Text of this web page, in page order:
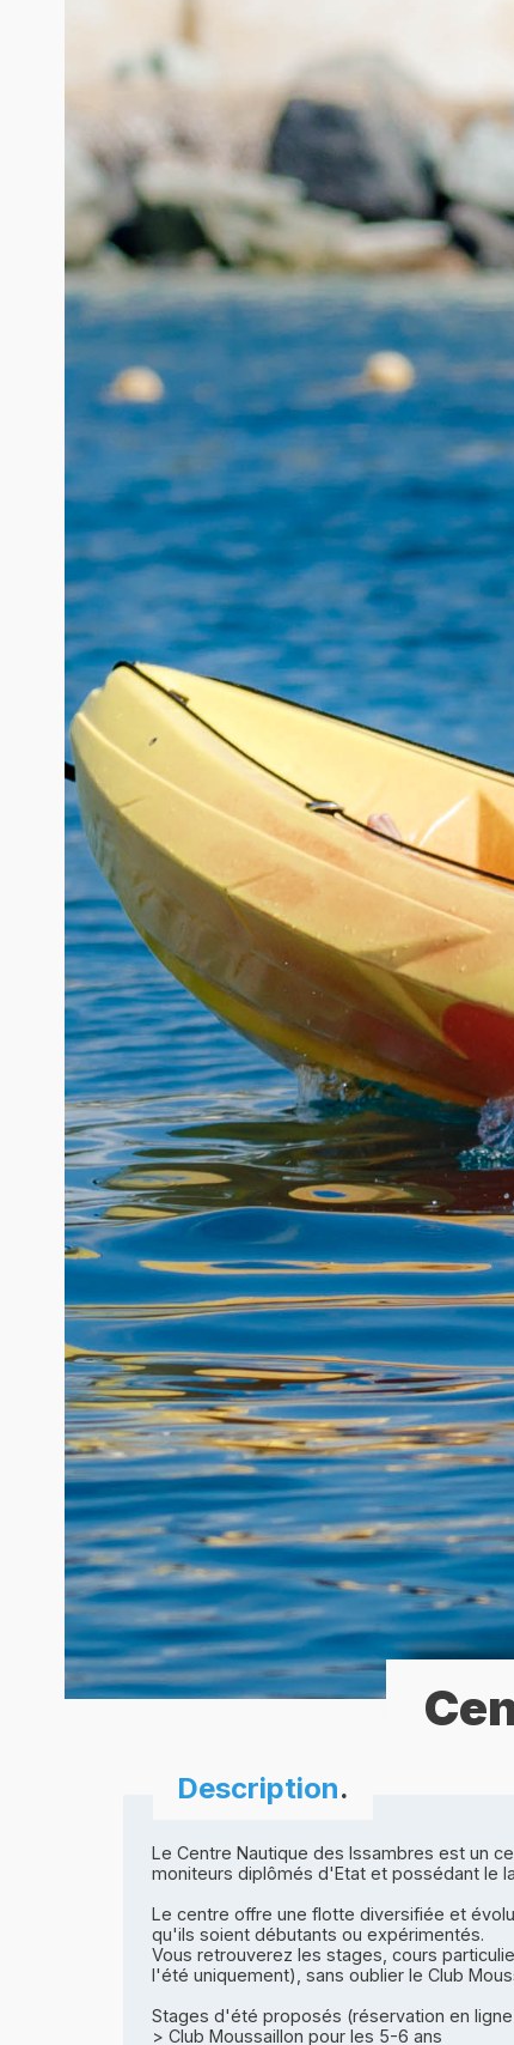
Description.
Le Centre Nautique des Issambres est un
moniteurs diplômés d'Etat et possédant le
Le centre offre une flotte diversifiée et
qu'ils soient débutants ou expérimentés.
Vous retrouverez les stages, cours
l'été uniquement), sans oublier le Club
Stages d'été proposés (réservation en
> Club Moussaillon pour les 5-6 ans